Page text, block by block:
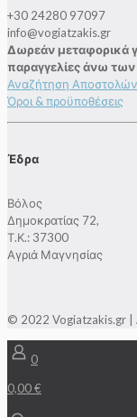
+30 24280 97097
info@vogiatzakis.gr
Δωρεάν μεταφορικά
παραγγελίες άνω
Αναζήτηση Αποστολών
Όροι & προϋποθέσεις
Έδρα
Βόλος
Δημοκρατίας 72,
Τ.Κ.: 37300
Αγριά Μαγνησίας
© 2022 Vogiatzakis.gr |
0
0,00 €